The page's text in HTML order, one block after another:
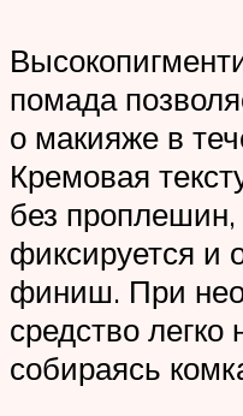
помада
о макияже в
Кремовая
без
фиксируется и
финиш. При
средство легко
собираясь